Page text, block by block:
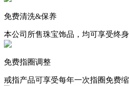
免费清洗&保养
本公司所售珠宝饰品，均可享受终身
免费指圈调整
戒指产品可享受每年一次指圈免费